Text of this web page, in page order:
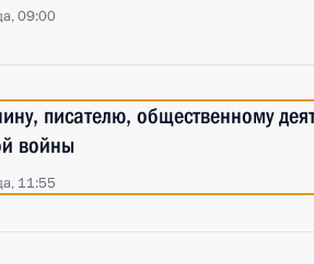
09:00
писателю, общественному
войны
11:55